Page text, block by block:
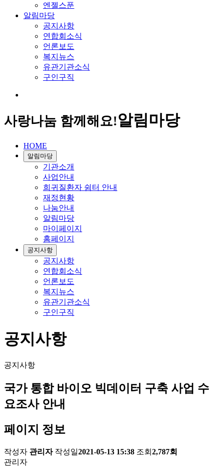
엔젤스푼
알림마당
공지사항
연합회소식
언론보도
복지뉴스
유관기관소식
구인구직
사랑나눔 함께해요!알림마당
HOME
알림마당
기관소개
사업안내
희귀질환자 쉼터 안내
재정현황
나눔안내
알림마당
마이페이지
홈페이지
공지사항
공지사항
연합회소식
언론보도
복지뉴스
유관기관소식
구인구직
공지사항
공지사항
국가 통합 바이오 빅데이터 구축 사업 수
요조사 안내
페이지 정보
작성자 관리자 작성일2021-05-13 15:38 조회 2,787회
관리자